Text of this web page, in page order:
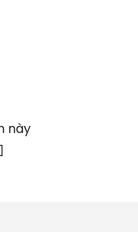
này